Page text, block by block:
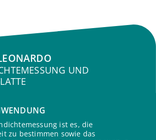
UND
ist es, die
zu bestimmen sowie das